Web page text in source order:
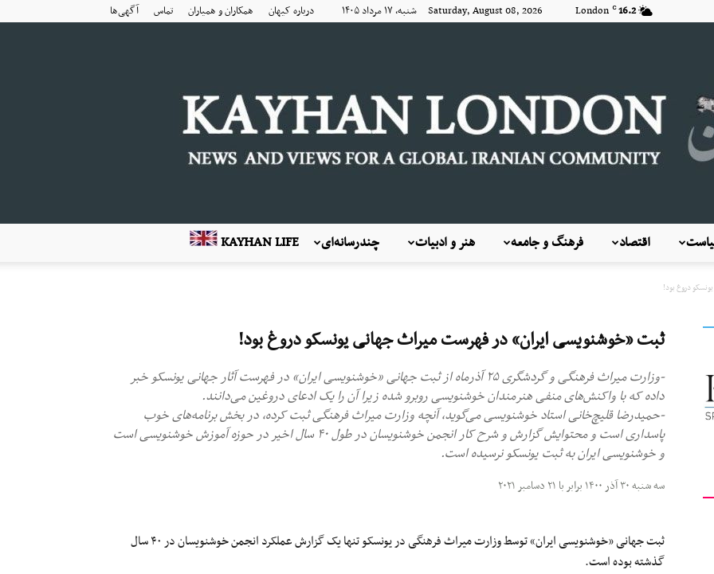
16.2
C
London Saturday, August 08, 2026 شنبه, ۱۷ مرداد ۱۴۰۵ درباره کیهان همکاران و همیاران تماس آگهی‌ها
کیهان
لندن
KAYHAN LIFE چندرسانه‌ای هنر و ادبیات فرهنگ و جامعه اقتصاد
دروغ بود!
ثبت «خوشنویسی ایران» در فهرست میراث جهانی یونسکو دروغ بود!
-وزارت میراث فرهنگی و گردشگری ۲۵ آذرماه از ثبت جهانی «خوشنویسی ایران» در فهرست آثار جهانی یونسکو خبر
داده که با واکنش‌های منفی هنرمندان خوشنویسی روبرو شده زیرا آن را یک ادعای دروغین می‌دانند.
-حمیدرضا قلیچ‌خانی استاد خوشنویسی می‌گوید، آنچه وزارت میراث فرهنگی ثبت کرده، در بخش برنامه‌های خوب
پاسداری است و محتوایش گزارش و شرح کار انجمن خوشنویسان در طول ۴۰ سال اخیر در حوزه آموزش خوشنویسی است
و خوشنویسی ایران به ثبت یونسکو نرسیده است.
سه شنبه ۳۰ آذر ۱۴۰۰ برابر با ۲۱ دسامبر ۲۰۲۱
ثبت جهانی «خوشنویسی ایران» توسط وزارت میراث فرهنگی در یونسکو تنها یک گزارش عملکرد انجمن خوشنویسان در ۴۰ سال
گذشته بوده است.